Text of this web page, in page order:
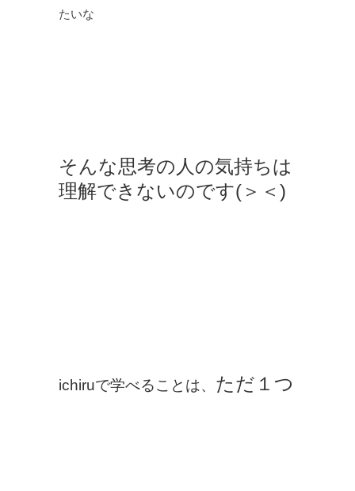
たいな
そんな思考の人の気持ちは
理解できないのです(＞＜)
ichiruで学べることは、 ただ１つ